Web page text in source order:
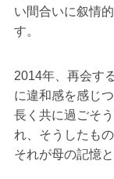
い間合いに叙情
す。
2014年、再会す
に違和感を感じ
長く共に過ごそ
れ、そうしたも
それが母の記憶